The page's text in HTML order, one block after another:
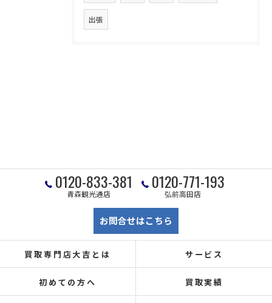
出張
0120-833-381
青森観光通店
0120-771-193
弘前高田店
お問合せはこちら
買取専門店大吉とは サービス
初めての方へ 買取実績